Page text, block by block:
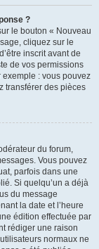
?
le bouton « Nouveau
cliquez sur le
inscrit avant de
de vos permissions
exemple : vous pouvez
transférer des pièces
du forum,
Vous pouvez
parfois dans une
Si quelqu’un a déjà
du message
la date et l’heure
édition effectuée par
rédiger une raison
normaux ne